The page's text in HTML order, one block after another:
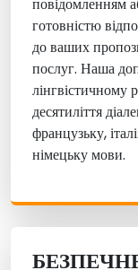
готовністю
до ваших
послуг. Наша
лінгвістичному
десятиліття
французьку,
німецьку мови.